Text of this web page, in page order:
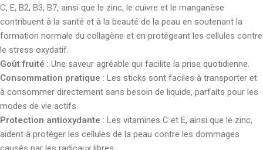
C, E, B2, B3, B7, ainsi que le zinc, le cuivre et le manganèse
contribuent à la santé et à la beauté de la peau en soutenant la
formation normale du collagène et en protégeant les cellules contre
le stress oxydatif.
Goût fruité : Une saveur agréable qui facilite la prise quotidienne.
Consommation pratique : Les sticks sont faciles à transporter et
à consommer directement sans besoin de liquide, parfaits pour les
modes de vie actifs.
Protection antioxydante : Les vitamines C et E, ainsi que le zinc,
aident à protéger les cellules de la peau contre les dommages